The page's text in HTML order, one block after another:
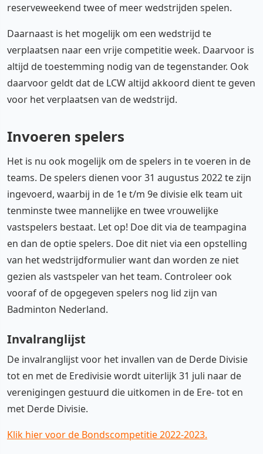
reserveweekend twee of meer wedstrijden spelen.
Daarnaast is het mogelijk om een wedstrijd te
verplaatsen naar een vrije competitie week. Daarvoor is
altijd de toestemming nodig van de tegenstander. Ook
daarvoor geldt dat de LCW altijd akkoord dient te geven
voor het verplaatsen van de wedstrijd.
Invoeren spelers
Het is nu ook mogelijk om de spelers in te voeren in de
teams. De spelers dienen voor 31 augustus 2022 te zijn
ingevoerd, waarbij in de 1e t/m 9e divisie elk team uit
tenminste twee mannelijke en twee vrouwelijke
vastspelers bestaat. Let op! Doe dit via de teampagina
en dan de optie spelers. Doe dit niet via een opstelling
van het wedstrijdformulier want dan worden ze niet
gezien als vastspeler van het team. Controleer ook
vooraf of de opgegeven spelers nog lid zijn van
Badminton Nederland.
Invalranglijst
De invalranglijst voor het invallen van de Derde Divisie
tot en met de Eredivisie wordt uiterlijk 31 juli naar de
verenigingen gestuurd die uitkomen in de Ere- tot en
met Derde Divisie.
Klik hier voor de Bondscompetitie 2022-2023.